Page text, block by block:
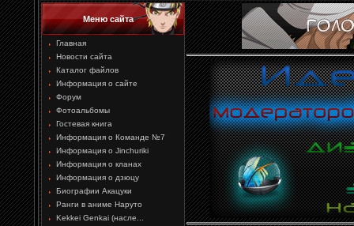
Меню сайта
Главная
Новости сайта
Каталог файлов
Информация о сайте
Форум
Фотоальбомы
Гостевая книга
Информация о Команде №7
Информация о Jinchuriki
Информация о кланах
Информация о дзюцу
Биографии Акацуки
Ранги в аниме Наруто
Kekkei Genkai (насле...